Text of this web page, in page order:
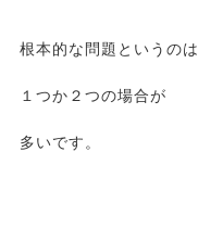
根本的な問題というのは
１つか２つの場合が
多いです。